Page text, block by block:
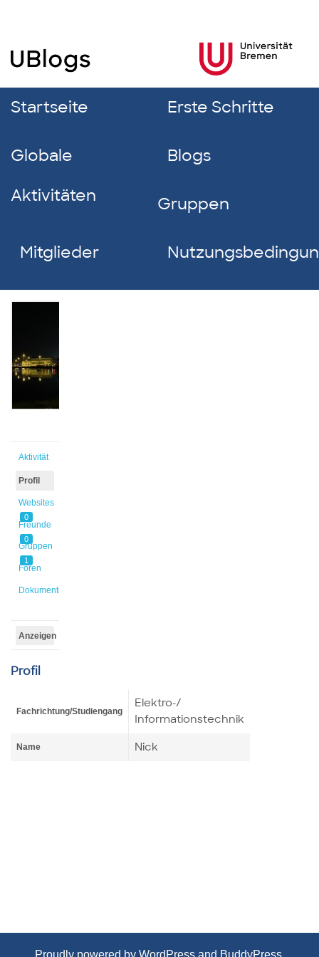
Startseite Erste Schritte
Globale
Aktivitäten
Blogs
Gruppen
Mitglieder
Aktivität
Profil
Websites
0
Freunde
0
Gruppen
1
Foren
Dokumente
Anzeigen
Profil
Fachrichtung/Studiengang
Elektro-/
Informationstechnik
Name Nick